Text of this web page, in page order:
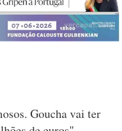
Goucha vai ter